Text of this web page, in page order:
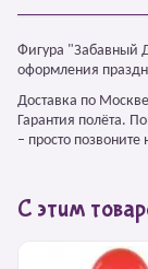
Фигура "Забавный
оформления
Доставка по
Гарантия полёта.
– просто позвоните
С этим